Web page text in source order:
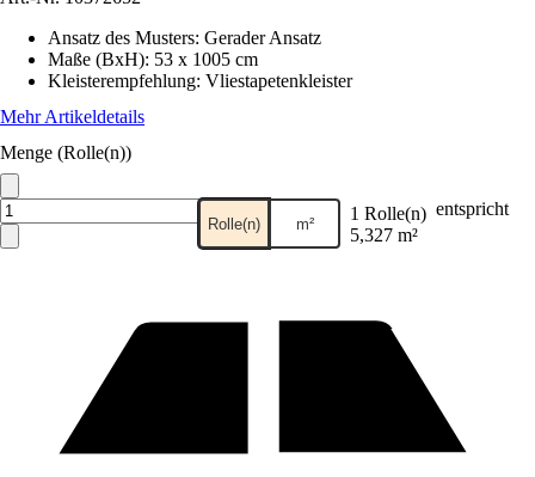
Ansatz des Musters: Gerader Ansatz
Maße (BxH): 53 x 1005 cm
Kleisterempfehlung: Vliestapetenkleister
Mehr Artikeldetails
Menge (Rolle(n))
Rolle(n) m² 1 Rolle(n) entspricht
5,327 m²